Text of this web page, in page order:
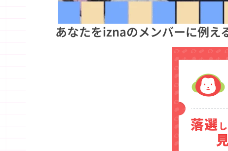
あなたをiznaのメンバーに例え